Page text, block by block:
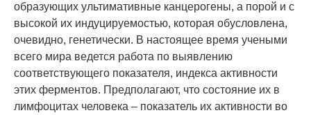
образующих ультимативные канцерогены, а порой и с
высокой их индуцируемостью, которая обусловлена,
очевидно, генетически. В настоящее время учеными
всего мира ведется работа по выявлению
соответствующего показателя, индекса активности
этих ферментов. Предполагают, что состояние их в
лимфоцитах человека – показатель их активности во